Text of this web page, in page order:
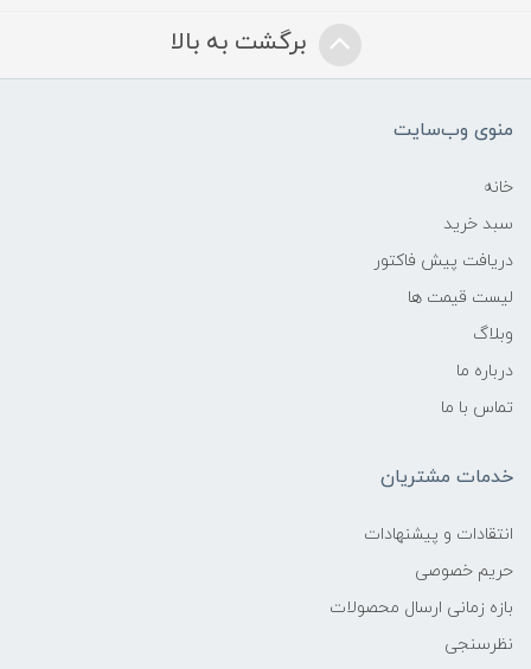
برگشت به بالا
منوی وب‌سایت
خانه
سبد خرید
دریافت پیش فاکتور
لیست قیمت ها
وبلاگ
درباره ما
تماس با ما
خدمات مشتریان
انتقادات و پیشنهادات
حریم خصوصی
بازه زمانی ارسال محصولات
نظرسنجی